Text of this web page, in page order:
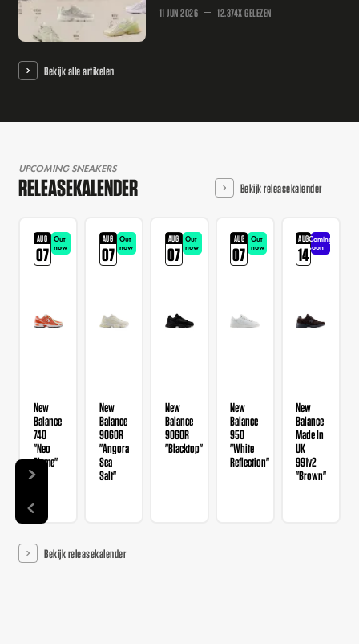
11 JUN 2026 12.374X GELEZEN
Bekijk alle artikelen
UPCOMING SNEAKERS
RELEASEKALENDER Bekijk releasekalender
AUG
07
Out
now
New
Balance
740
"Neo
Flame"
AUG
07
Out
now
New
Balance
9060R
"Angora
Sea
Salt"
AUG
07
Out
now
New
Balance
9060R
"Blacktop"
AUG
07
Out
now
New
Balance
950
"White
Reflection"
AUG
14
Coming
soon
New
Balance
Made In
UK
991v2
"Brown"
Bekijk releasekalender